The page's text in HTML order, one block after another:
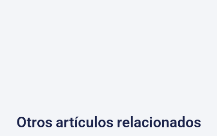
Otros artículos relacionados